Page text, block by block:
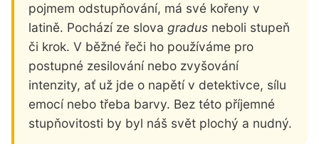
pojmem odstupňování, má své kořeny v
latině. Pochází ze slova gradus neboli stupeň
či krok. V běžné řeči ho používáme pro
postupné zesilování nebo zvyšování
intenzity, ať už jde o napětí v detektivce, sílu
emocí nebo třeba barvy. Bez této příjemné
stupňovitosti by byl náš svět plochý a nudný.